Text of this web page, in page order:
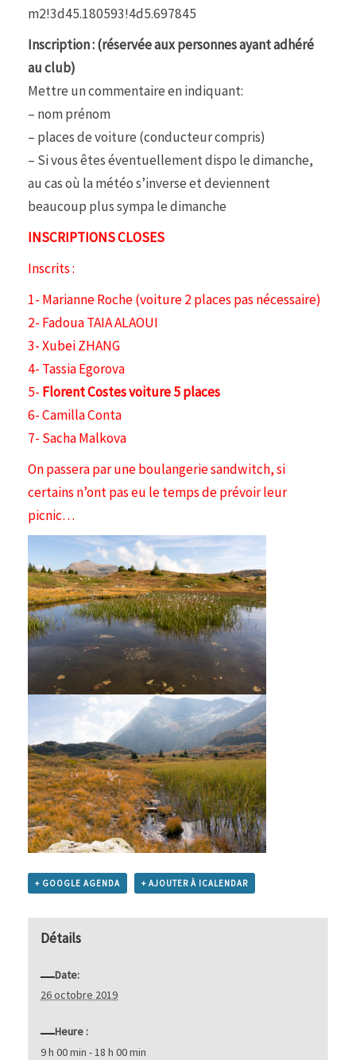
m2!3d45.180593!4d5.697845
Inscription : (réservée aux personnes ayant adhéré
au club)
Mettre un commentaire en indiquant:
– nom prénom
– places de voiture (conducteur compris)
– Si vous êtes éventuellement dispo le dimanche,
au cas où la météo s’inverse et deviennent
beaucoup plus sympa le dimanche
INSCRIPTIONS CLOSES
Inscrits :
1- Marianne Roche (voiture 2 places pas nécessaire)
2- Fadoua TAIA ALAOUI
3- Xubei ZHANG
4- Tassia Egorova
5- Florent Costes voiture 5 places
6- Camilla Conta
7- Sacha Malkova
On passera par une boulangerie sandwitch, si
certains n’ont pas eu le temps de prévoir leur
picnic…
+ GOOGLE AGENDA + AJOUTER À ICALENDAR
Détails
Date:
26 octobre 2019
Heure :
9 h 00 min - 18 h 00 min